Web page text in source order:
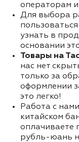
операторам и
Для выбора
узнать в
основании
Товары на
нас нет
только за
оформлении
это легко!
Работа с
китайском
оплачиваете
рубль-юань